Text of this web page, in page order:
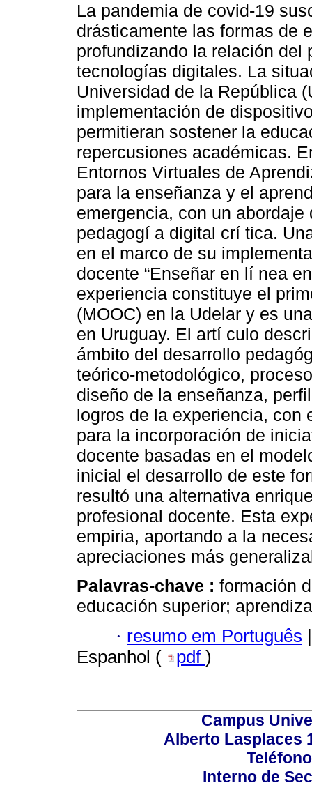
La pandemia de covid-19
drásticamente las formas de
profundizando la relación del
tecnologías digitales. La
Universidad de la República
implementación de
permitieran sostener la
repercusiones académicas.
Entornos Virtuales de
para la enseñanza y el
emergencia, con un
pedagogí a digital crí tica.
en el marco de su
docente “Enseñar en lí nea
experiencia constituye el
(MOOC) en la Udelar y es
en Uruguay. El artí culo
ámbito del desarrollo
teórico-metodológico,
diseño de la enseñanza,
logros de la experiencia, con
para la incorporación de
docente basadas en el
inicial el desarrollo de este
resultó una alternativa
profesional docente. Esta
empiria, aportando a la
apreciaciones más
Palavras-chave : formación
educación superior;
· resumo em Português |
Espanhol (
pdf )
Campus
Alberto Lasplaces
Interno de